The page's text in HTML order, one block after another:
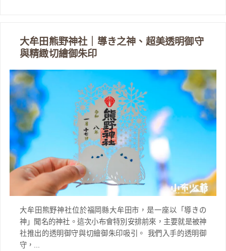
大牟田熊野神社｜導き之神、超美透明御守
與精緻切繪御朱印
大牟田熊野神社位於福岡縣大牟田市，是一座以「導きの
神」聞名的神社。這次小布會特別安排前來，主要就是被神
社推出的透明御守與切繪御朱印吸引。 我們入手的透明御
守，...